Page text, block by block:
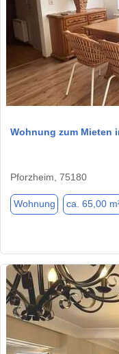
Wohnung zum Mieten
Pforzheim, 75180
Wohnung ca. 65,00